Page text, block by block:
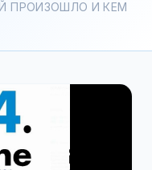
ПРОИЗОШЛО И КЕМ